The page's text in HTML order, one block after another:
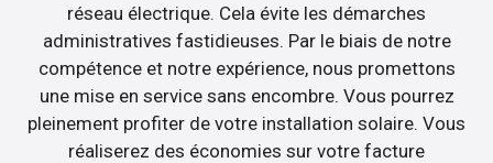
réseau électrique. Cela évite les démarches
administratives fastidieuses. Par le biais de notre
compétence et notre expérience, nous promettons
une mise en service sans encombre. Vous pourrez
pleinement profiter de votre installation solaire. Vous
réaliserez des économies sur votre facture